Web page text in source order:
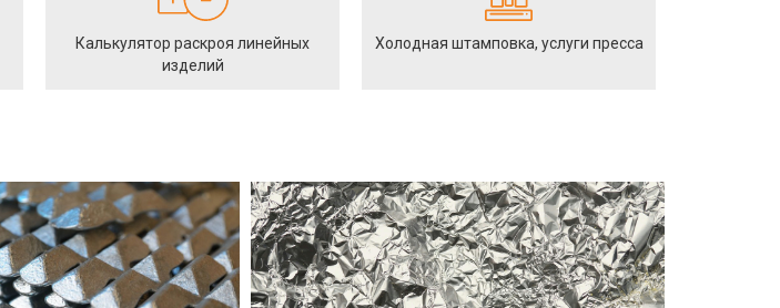
Калькулятор раскроя линейных
изделий
Холодная штамповка, услуги пресса